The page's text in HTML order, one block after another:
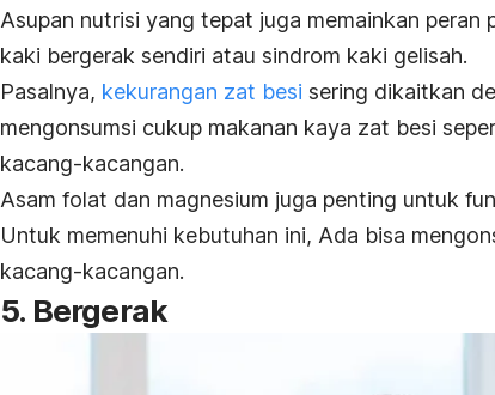
Asupan nutrisi yang tepat juga memainkan peran
kaki bergerak sendiri atau sindrom kaki gelisah.
Pasalnya, kekurangan zat besi sering dikaitkan
mengonsumsi cukup makanan kaya zat besi
kacang-kacangan.
Asam folat dan magnesium juga penting untuk
Untuk memenuhi kebutuhan ini, Ada bisa
kacang-kacangan.
5. Bergerak